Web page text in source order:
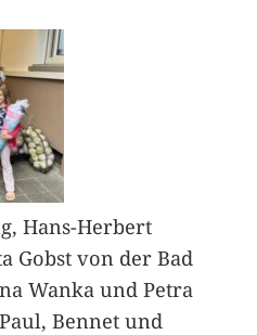
Hans-Herbert
Gobst von der Bad
Wanka und Petra
Bennet und